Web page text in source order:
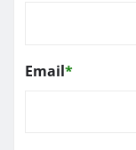
Email*